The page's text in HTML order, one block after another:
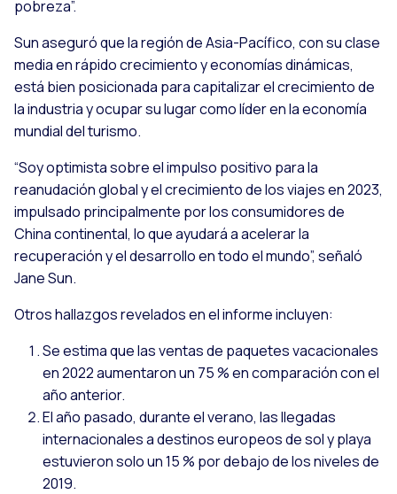
pobreza”.
Sun aseguró que la región de Asia-Pacífico, con su clase
media en rápido crecimiento y economías dinámicas,
está bien posicionada para capitalizar el crecimiento de
la industria y ocupar su lugar como líder en la economía
mundial del turismo.
“Soy optimista sobre el impulso positivo para la
reanudación global y el crecimiento de los viajes en 2023,
impulsado principalmente por los consumidores de
China continental, lo que ayudará a acelerar la
recuperación y el desarrollo en todo el mundo”, señaló
Jane Sun.
Otros hallazgos revelados en el informe incluyen:
Se estima que las ventas de paquetes vacacionales
en 2022 aumentaron un 75 % en comparación con el
año anterior.
El año pasado, durante el verano, las llegadas
internacionales a destinos europeos de sol y playa
estuvieron solo un 15 % por debajo de los niveles de
2019.